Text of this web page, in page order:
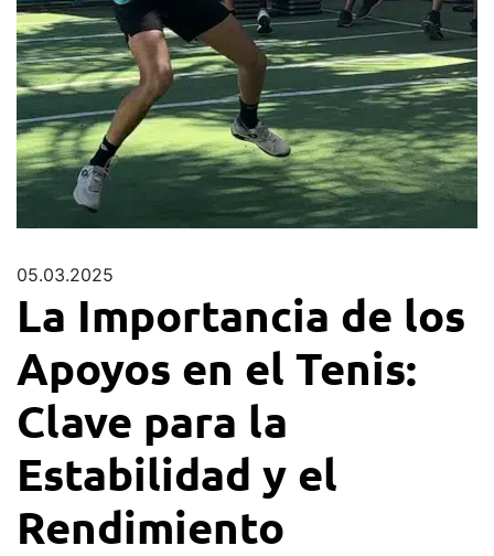
05.03.2025
La Importancia de los
Apoyos en el Tenis:
Clave para la
Estabilidad y el
Rendimiento